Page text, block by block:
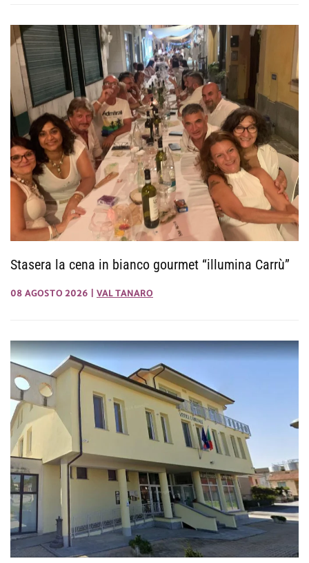
Stasera la cena in bianco gourmet “illumina Carrù”
08 AGOSTO 2026 VAL TANARO